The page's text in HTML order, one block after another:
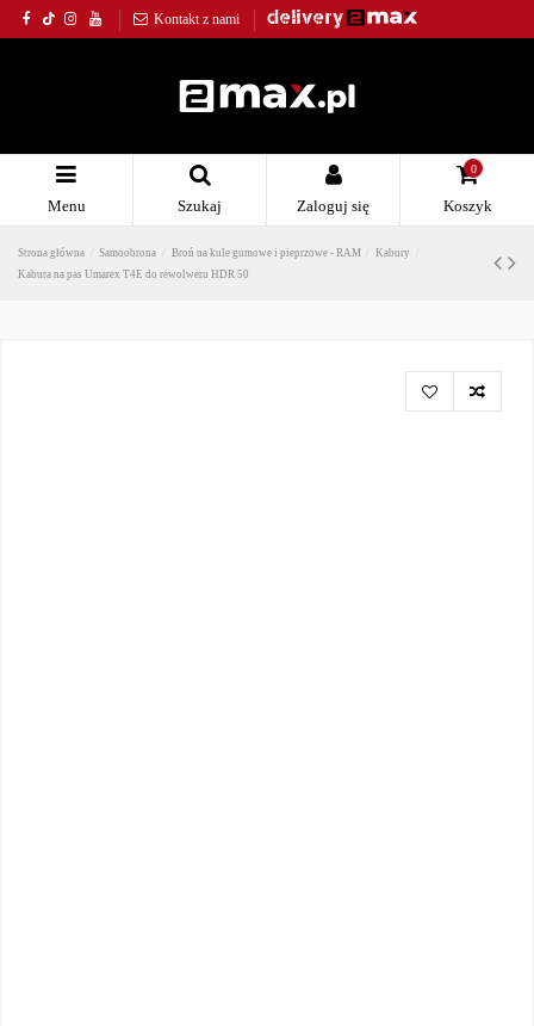
Kontakt z nami
Menu Szukaj Zaloguj się
0
Koszyk
Strona główna Samoobrona Broń na kule gumowe i pieprzowe - RAM
Kabury
Kabura na pas Umarex T4E do rewolweru HDR 50